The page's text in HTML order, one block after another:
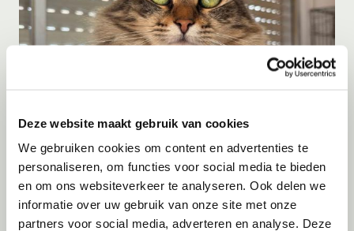
Deze website maakt gebruik van cookies
We gebruiken cookies om content en advertenties te
personaliseren, om functies voor social media te bieden
en om ons websiteverkeer te analyseren. Ook delen we
informatie over uw gebruik van onze site met onze
partners voor social media, adverteren en analyse. Deze
Adoptie06-08-2026
Jumby